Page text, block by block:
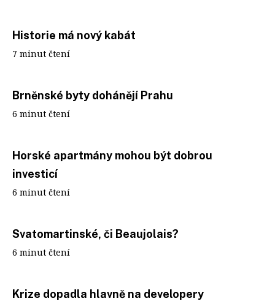
Historie má nový kabát
7 minut čtení
Brněnské byty dohánějí Prahu
6 minut čtení
Horské apartmány mohou být dobrou
investicí
6 minut čtení
Svatomartinské, či Beaujolais?
6 minut čtení
Krize dopadla hlavně na developery